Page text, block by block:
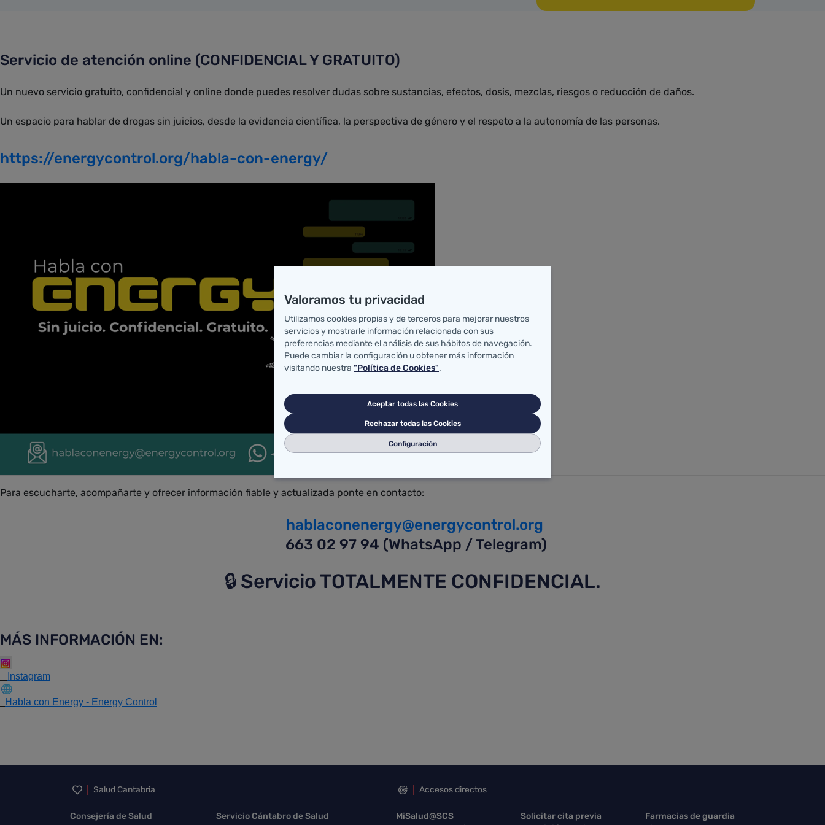
Servicio de atención online (CONFIDENCIAL Y GRATUITO)
Un nuevo servicio gratuito, confidencial y online donde puedes resolver dudas sobre sustancias, efectos, dosis, mezclas, riesgos o reducción de daños.
Un espacio para hablar de drogas sin juicios, desde la evidencia científica, la perspectiva de género y el respeto a la autonomía de las personas.
https://energycontrol.org/habla-con-energy/
Para escucharte, acompañarte y ofrecer información fiable y actualizada ponte en contacto:
hablaconenergy@energycontrol.org
663 02 97 94 (WhatsApp / Telegram)
🔒 Servicio TOTALMENTE CONFIDENCIAL.
MÁS INFORMACIÓN EN:
Instagram
Habla con Energy - Energy Control
Inicio del pie de página
Salud Cantabria
Consejería de Salud Servicio Cántabro de Salud
Accesos directos
MiSalud@SCS Solicitar cita previa
Farmacias de guardia
Valoramos tu privacidad
Utilizamos cookies propias y de terceros para mejorar nuestros
servicios y mostrarle información relacionada con sus
preferencias mediante el análisis de sus hábitos de navegación.
Puede cambiar la configuración u obtener más información
visitando nuestra "Política de Cookies".
Aceptar todas las Cookies
Rechazar todas las Cookies
Configuración